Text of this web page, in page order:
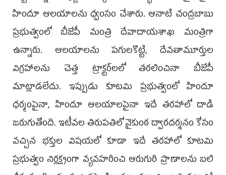
హిందూ ఆలయాలను ధ్వంసం చేశారు. ఆనాటి చంద్రబాబు
ప్రభుత్వంలో బీజేపీ మంత్రి దేవాదాయశాఖ మంత్రిగా
ఉన్నారు. ఆలయాలను పగులకొట్టి, దేవతామూర్తుల
విగ్రహాలను చెత్త ట్రాక్టర్‌లలో తరలించినా బీజేపీ
మాట్లాడలేదు. ఇప్పుడు కూటమి ప్రభుత్వంలో హిందూ
ధర్మంపైనా, హిందూ ఆలయాలపైనా ఇదే తరహాలో దాడి
జరుగుతోంది. ఇటీవల తిరుపతిలో వైకుంఠ ద్వారదర్శనం కోసం
వచ్చిన భక్తుల విషయలో కూడా ఇదే తరహాలో కూటమి
ప్రభుత్వం నిర్లక్ష్యంగా వ్యవహరించి ఆరుగురి ప్రాణాలను బలి